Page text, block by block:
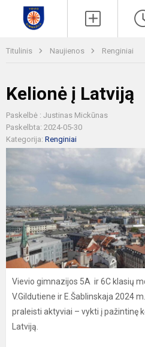
Titulinis Naujienos Renginiai
Kelionė į Latviją
Paskelbė : Justinas Mickūnas
Paskelbta: 2024-05-30
Kategorija: Renginiai
Vievio gimnazijos 5A ir 6C klasių
V.Gildutiene ir E.Šablinskaja 2024
praleisti aktyviai – vykti į pažintinę
Latviją.